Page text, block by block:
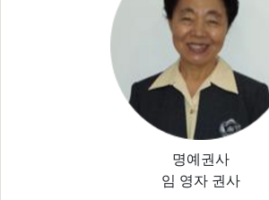
명예권사
임 영자 권사